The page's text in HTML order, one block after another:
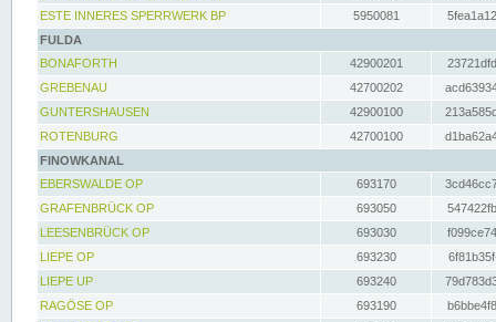
ESTE INNERES SPERRWERK BP
5950081
FULDA
BONAFORTH
42900201
GREBENAU
42700202
GUNTERSHAUSEN
42900100
ROTENBURG
42700100
FINOWKANAL
EBERSWALDE OP
693170
GRAFENBRÜCK OP
693050
LEESENBRÜCK OP
693030
LIEPE OP
693230
LIEPE UP
693240
RAGÖSE OP
693190